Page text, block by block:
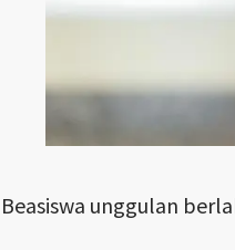
Beasiswa unggulan